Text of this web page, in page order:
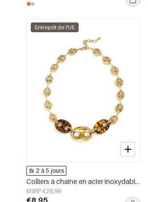
Entrepôt de l'UE
2 à 5 jours
Colliers à chaîne en acier inoxydable, forme géométrique, collection simple pour le quotidien, bijoux pour femmes
MSRP €28,99
€8,95